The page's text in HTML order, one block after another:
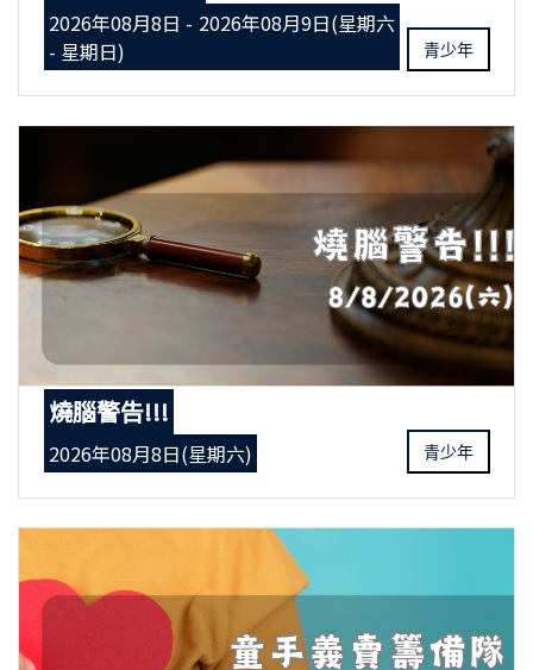
2026年08月8日 - 2026年08月9日(星期六
- 星期日)
青少年
燒腦警告!!!
2026年08月8日(星期六) 青少年